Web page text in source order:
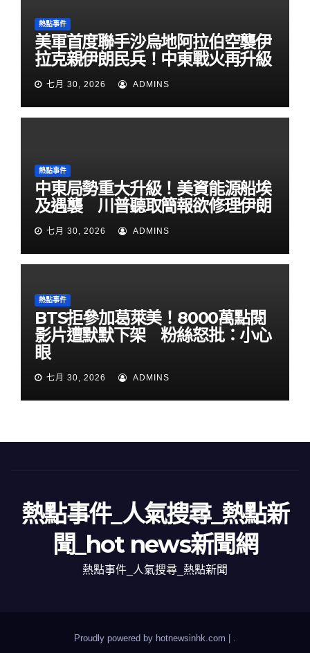
熱點事件
美軍首度聯手沙烏地阿拉伯空襲伊
拉克親伊朗民兵！中東戰火再升級
七月 30, 2026 ADMINS
熱點事件
中東局勢重大升級！美資能源船埃
及遇襲 川普聽取簡報欲修理伊朗
七月 30, 2026 ADMINS
熱點事件
BTS拒參加葛萊美！8000萬點閱
影片遭默默下架 粉絲怒批：小心
眼
七月 30, 2026 ADMINS
熱點事件_人氣搜尋_熱點新
聞_hot news新聞網
熱點事件_人氣搜尋_熱點新聞
Proudly powered by hotnewsinhk.com |